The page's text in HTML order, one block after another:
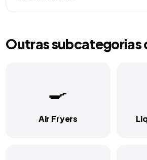
Outras subcategorias
🍳
Air Fryers